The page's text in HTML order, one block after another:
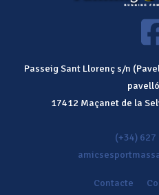
Passeig Sant Llorenç s/n
17412 Maçanet de la
(+34) 627
Contacte